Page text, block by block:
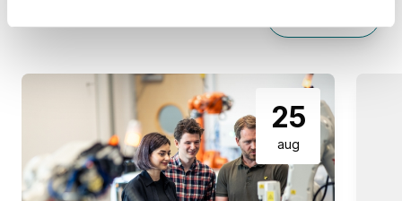
25
aug